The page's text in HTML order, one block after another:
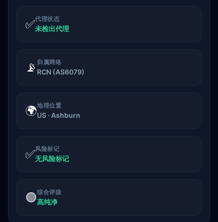
✅代理状态
未检出代理
📡 归属网络
RCN (AS6079)
🌍地理位置
US · Ashburn
✅风险标记
无风险标记
🟢综合评级
高纯净